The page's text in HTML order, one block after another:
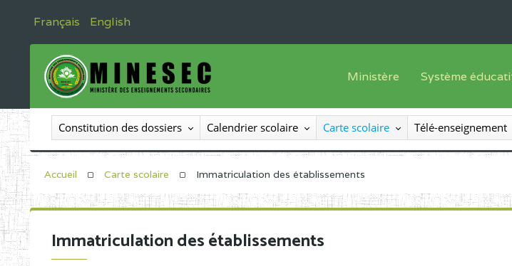
Français English
Ministère
Le Ministre
Le SEESEN
Inspection Générale des
Système
Offre de
Progammes
Constitution des dossiers Calendrier scolaire Carte scolaire Télé-enseignement
Accueil Carte scolaire Immatriculation des établissements
Immatriculation des établissements